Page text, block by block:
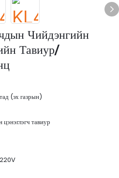
Чийдэнгийн
Тавиур/
(эх газрын)
тавиур